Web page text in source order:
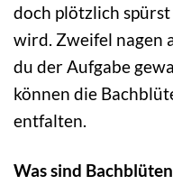
doch plötzlich spürst
wird. Zweifel nagen
du der Aufgabe
können die
entfalten.
Was sind